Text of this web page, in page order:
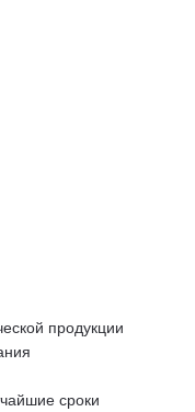
продукции
сроки